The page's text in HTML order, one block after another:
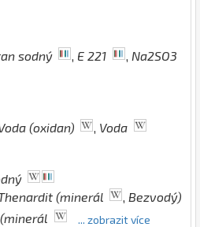
sodný E 221 Na2SO3
(oxidan) , Voda
(minerál , Bezvodý)
... zobrazit více